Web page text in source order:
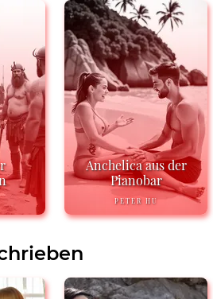
Anchelica aus der
Pianobar
PETER HU